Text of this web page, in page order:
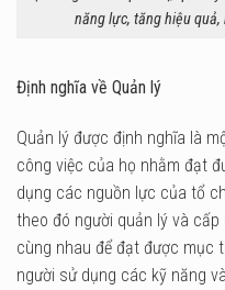
năng lực, tăng hiệu
Định nghĩa về Quản lý
Quản lý được định nghĩa là
công việc của họ nhằm đạt
dụng các nguồn lực của tổ
theo đó người quản lý và
cùng nhau để đạt được mục
người sử dụng các kỹ năng